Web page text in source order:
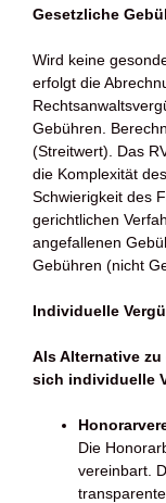
Gesetzliche
Wird keine
erfolgt die
Gebühren.
(Streitwert). Das
die Komplexität
Schwierigkeit des
gerichtlichen
angefallenen
Gebühren (nicht
Individuelle
Als Alternative
sich individuelle
Die
vereinbart.